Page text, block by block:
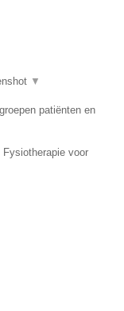
▼
patiënten en
voor